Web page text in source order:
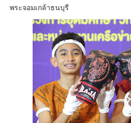
พระจอมเกล้าธนบุรี